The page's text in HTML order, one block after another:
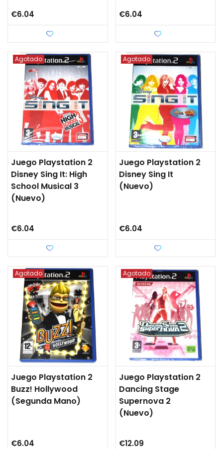
€6.04 €6.04
Agotado
Juego Playstation 2
Disney Sing It: High
School Musical 3
(nuevo)
€6.04
Agotado
Juego Playstation 2
Disney Sing It
(nuevo)
€6.04
Agotado
Juego Playstation 2
Buzz! Hollywood
(segunda Mano)
€6.04
Agotado
Juego Playstation 2
Dancing Stage
Supernova 2
(Nuevo)
€12.09